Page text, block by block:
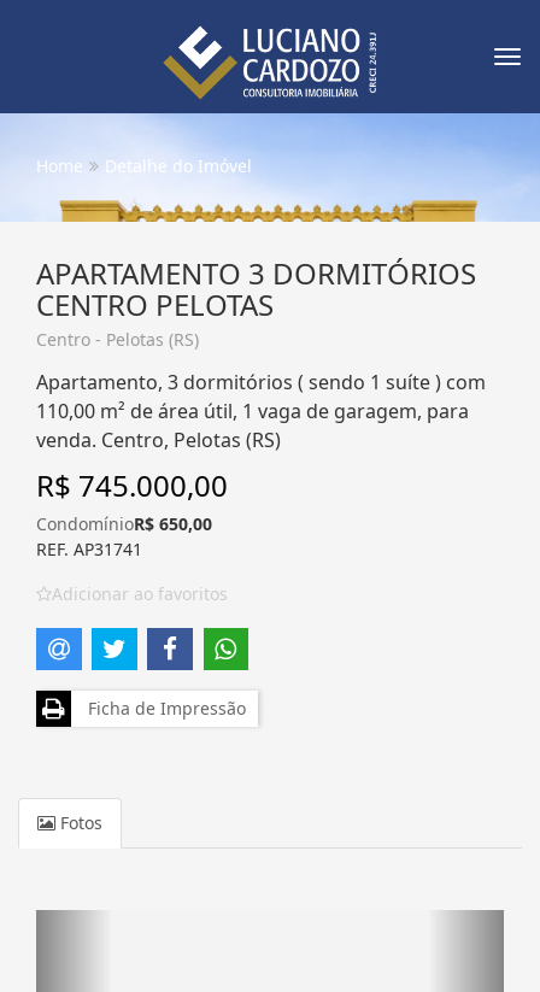
Home Detalhe do Imóvel
APARTAMENTO 3 DORMITÓRIOS
CENTRO PELOTAS
Centro - Pelotas (RS)
Apartamento, 3 dormitórios ( sendo 1 suíte ) com
110,00 m² de área útil, 1 vaga de garagem, para
venda. Centro, Pelotas (RS)
R$ 745.000,00
CondomínioR$ 650,00
REF. AP31741
Adicionar ao favoritos
Ficha de Impressão
Fotos